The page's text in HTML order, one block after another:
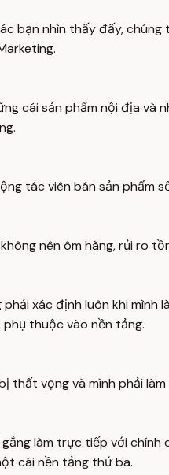
bạn nhìn thấy đấy, chúng
cái sản phẩm nội địa và
tác viên bán sản phẩm
nên ôm hàng, rủi ro
phải xác định luôn khi mình
thuộc vào nền tảng.
thất vọng và mình phải làm
làm trực tiếp với chính
cái nền tảng thứ ba.